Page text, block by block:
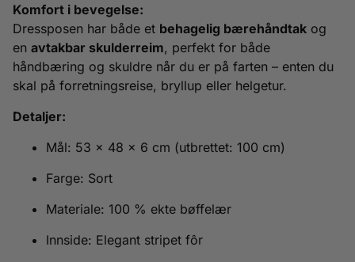
Komfort i bevegelse:
Dressposen har både et behagelig bærehåndtak og
en avtakbar skulderreim, perfekt for både
håndbæring og skuldre når du er på farten – enten du
skal på forretningsreise, bryllup eller helgetur.
Detaljer:
Mål: 53 x 48 x 6 cm (utbrettet: 100 cm)
Farge: Sort
Materiale: 100 % ekte bøffelær
Innside: Elegant stripet fôr